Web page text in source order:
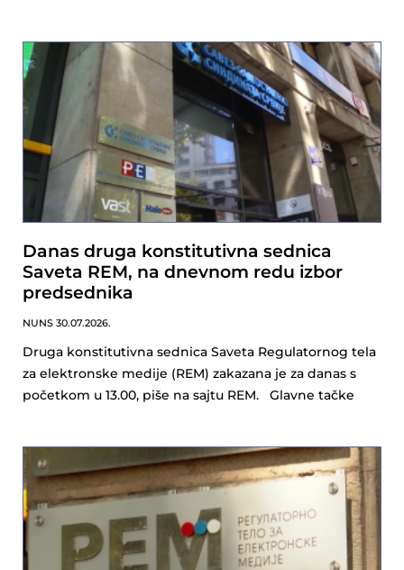
Danas druga konstitutivna sednica
Saveta REM, na dnevnom redu izbor
predsednika
NUNS 30.07.2026.
Druga konstitutivna sednica Saveta Regulatornog tela
za elektronske medije (REM) zakazana je za danas s
početkom u 13.00, piše na sajtu REM. Glavne tačke